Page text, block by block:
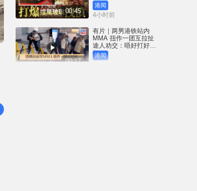
00:45
港闻
4小时前
00:17
有片｜两男港铁站内
MMA 扭作一团互拉扯
途人劝交：唔好打好唔
好？
港闻